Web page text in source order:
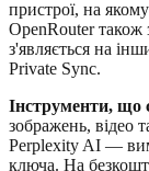
пристрої, на
OpenRouter також
з'являється на
Private Sync.
Інструменти, що
зображень, відео
Perplexity AI —
ключа. На